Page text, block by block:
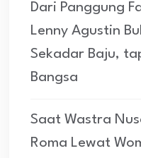
Dari Panggung
Lenny Agustin
Sekadar Baju,
Bangsa
Saat Wastra
Roma Lewat